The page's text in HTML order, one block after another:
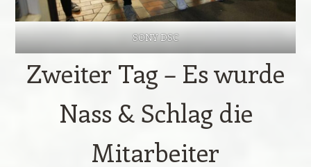
SONY DSC
Zweiter Tag – Es wurde
Nass & Schlag die
Mitarbeiter